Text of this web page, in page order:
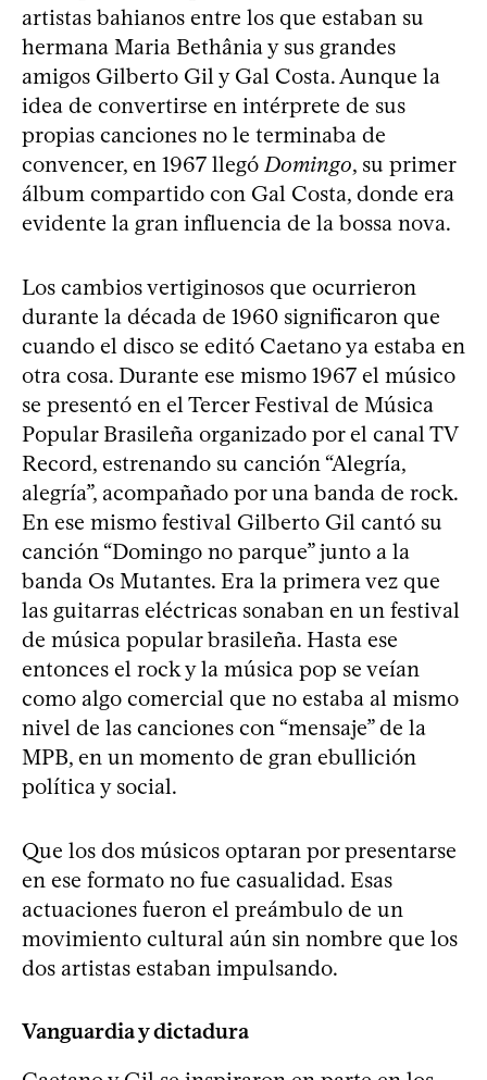
artistas bahianos entre los que estaban su
hermana Maria Bethânia y sus grandes
amigos Gilberto Gil y Gal Costa. Aunque la
idea de convertirse en intérprete de sus
propias canciones no le terminaba de
convencer, en 1967 llegó Domingo, su primer
álbum compartido con Gal Costa, donde era
evidente la gran influencia de la bossa nova.
Los cambios vertiginosos que ocurrieron
durante la década de 1960 significaron que
cuando el disco se editó Caetano ya estaba en
otra cosa. Durante ese mismo 1967 el músico
se presentó en el Tercer Festival de Música
Popular Brasileña organizado por el canal TV
Record, estrenando su canción “Alegría,
alegría”, acompañado por una banda de rock.
En ese mismo festival Gilberto Gil cantó su
canción “Domingo no parque” junto a la
banda Os Mutantes. Era la primera vez que
las guitarras eléctricas sonaban en un festival
de música popular brasileña. Hasta ese
entonces el rock y la música pop se veían
como algo comercial que no estaba al mismo
nivel de las canciones con “mensaje” de la
MPB, en un momento de gran ebullición
política y social.
Que los dos músicos optaran por presentarse
en ese formato no fue casualidad. Esas
actuaciones fueron el preámbulo de un
movimiento cultural aún sin nombre que los
dos artistas estaban impulsando.
Vanguardia y dictadura